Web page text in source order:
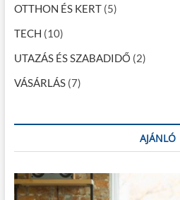
OTTHON ÉS KERT(5)
TECH (10)
UTAZÁS ÉS SZABADIDŐ (2)
VÁSÁRLÁS(7)
AJÁNLÓ